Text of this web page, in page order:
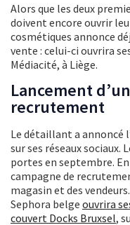
Alors que les deux
doivent encore ouvrir
cosmétiques annonce
vente : celui-ci ouvrira
Médiacité, à Liège.
Lancement
recrutement
Le détaillant a annoncé
sur ses réseaux sociaux.
portes en septembre.
campagne de
magasin et des
Sephora belge ouvrira
couvert Docks Bruxsel,